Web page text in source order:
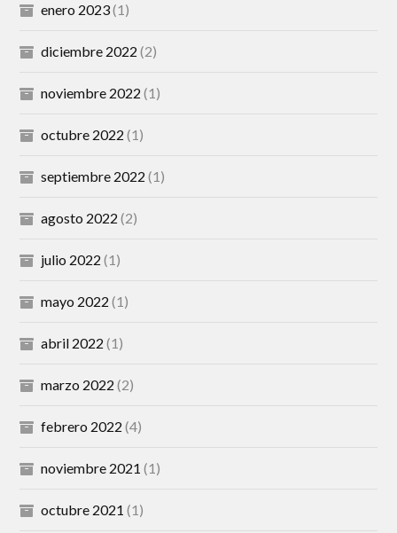
enero 2023(1)
diciembre 2022 (2)
noviembre 2022 (1)
octubre 2022 (1)
septiembre 2022 (1)
agosto 2022 (2)
julio 2022 (1)
mayo 2022 (1)
abril 2022 (1)
marzo 2022 (2)
febrero 2022 (4)
noviembre 2021 (1)
octubre 2021 (1)